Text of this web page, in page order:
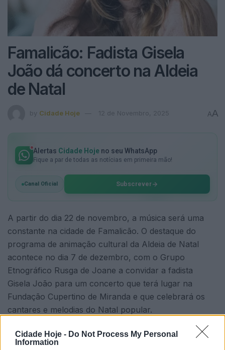
Cidade Hoje - Do Not Process My Personal
Information
Famalicão: Fadista Gisela
João dá concerto na Aldeia
de Natal
by Cidade Hoje 12 de Novembro, 2025 AA
Alertas Cidade Hoje no seu WhatsApp
Fique a par de todas as notícias em primeira mão!
Canal Oficial Subscrever
A partir do dia 22 de novembro, a música será uma
constante na cidade de Famalicão. O destaque do
programa de animação cultural da Aldeia de Natal
acontece no dia 7 de dezembro, com o Grupo
Etnográfico Rusga de Joane a convidar a fadista
Gisela João para um concerto que terá lugar na
Fundação Cupertino de Miranda e que celebrará os
cantares e melodias do Natal popular.
A Praça – Mercado Municipal volta a receber os
concertos das Comunidades (En)Coro, com